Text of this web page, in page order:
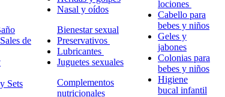
de
Sets
Nasal y oídos
Bienestar sexual
Preservativos
Lubricantes
Juguetes sexuales
Complementos
nutricionales
lociones
Cabello para
bebes y niños
Geles y
jabones
Colonias para
bebes y niños
Higiene
bucal infantil